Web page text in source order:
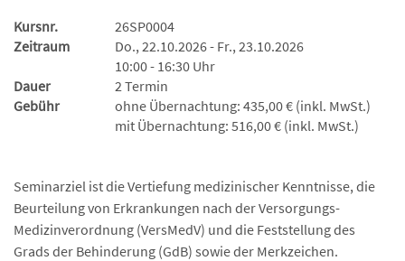
Kursnr.
26SP0004
Zeitraum
Do., 22.10.2026 - Fr., 23.10.2026
10:00 - 16:30 Uhr
Dauer
2 Termin
Gebühr
ohne Übernachtung: 435,00 € (inkl. MwSt.)
mit Übernachtung: 516,00 € (inkl. MwSt.)
Seminarziel ist die Vertiefung medizinischer Kenntnisse, die
Beurteilung von Erkrankungen nach der Versorgungs-
Medizinverordnung (VersMedV) und die Feststellung des
Grads der Behinderung (GdB) sowie der Merkzeichen.